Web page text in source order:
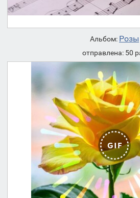
Альбом: Розы
отправлена: 50